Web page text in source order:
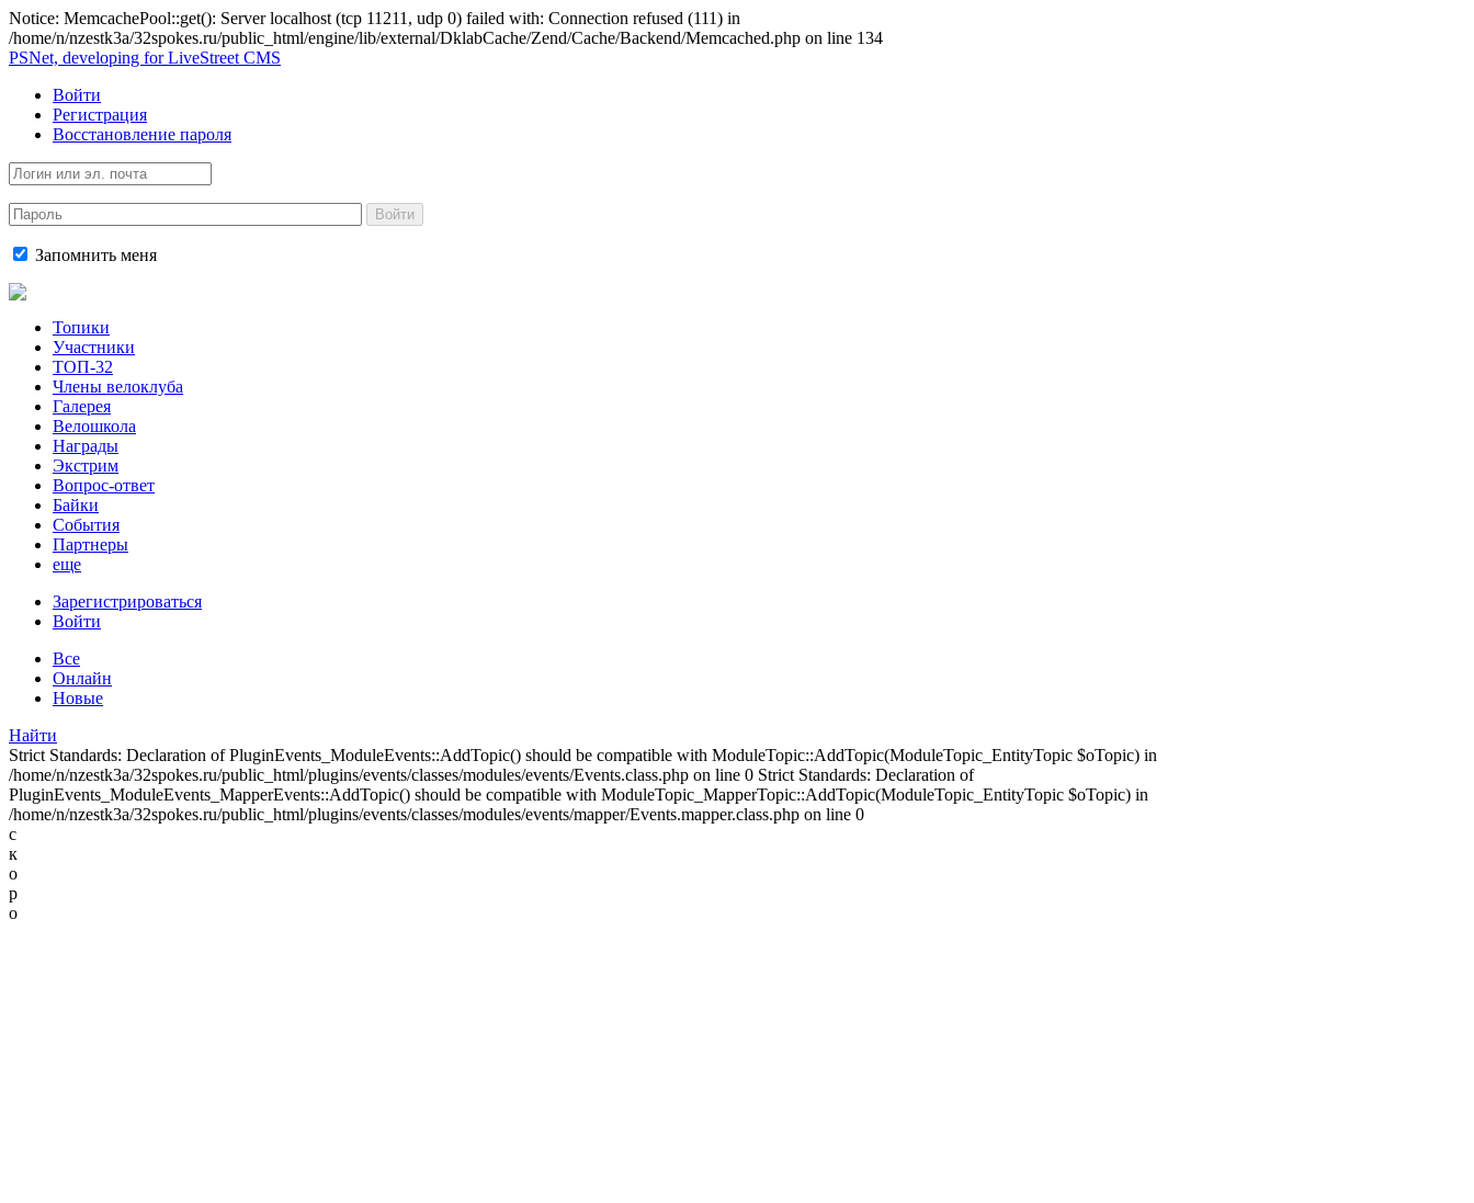
Notice: MemcachePool::get(): Server localhost (tcp 11211, udp 0) failed with: Connection refused (111) in
/home/n/nzestk3a/32spokes.ru/public_html/engine/lib/external/DklabCache/Zend/Cache/Backend/Memcached.php on line 134
PSNet, developing for LiveStreet CMS
Войти
Регистрация
Восстановление пароля
Войти
Запомнить меня
Топики
Участники
ТОП-32
Члены велоклуба
Галерея
Велошкола
Награды
Экстрим
Вопрос-ответ
Байки
События
Партнеры
еще
Зарегистрироваться
Войти
Все
Онлайн
Новые
Найти
Strict Standards: Declaration of PluginEvents_ModuleEvents::AddTopic() should be compatible with ModuleTopic::AddTopic(ModuleTopic_EntityTopic $oTopic) in
/home/n/nzestk3a/32spokes.ru/public_html/plugins/events/classes/modules/events/Events.class.php on line 0 Strict Standards: Declaration of
PluginEvents_ModuleEvents_MapperEvents::AddTopic() should be compatible with ModuleTopic_MapperTopic::AddTopic(ModuleTopic_EntityTopic $oTopic) in
/home/n/nzestk3a/32spokes.ru/public_html/plugins/events/classes/modules/events/mapper/Events.mapper.class.php on line 0
с
к
о
р
о